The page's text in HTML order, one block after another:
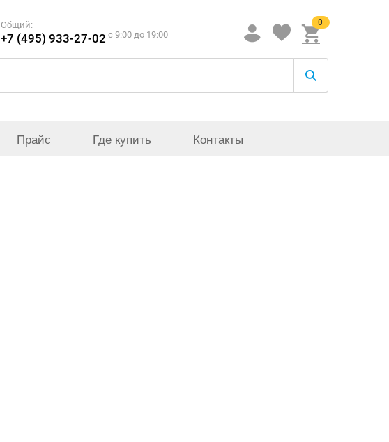
Общий:
+7 (495) 933-27-02 c 9:00 до 19:00
0
Прайс Где купить Контакты